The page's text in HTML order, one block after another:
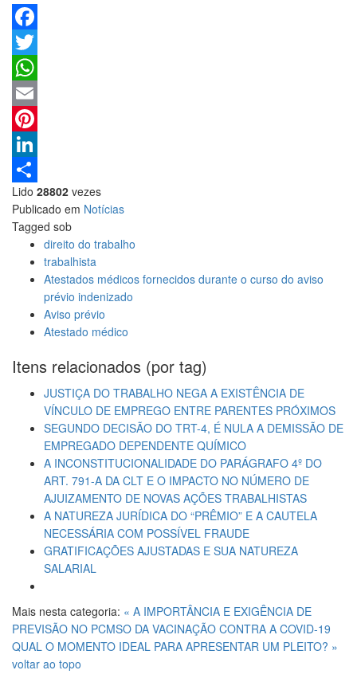
Facebook
Twitter
WhatsApp
Email
Pinterest
LinkedIn
Share
Lido 28802 vezes
Publicado em Notícias
Tagged sob
direito do trabalho
trabalhista
Atestados médicos fornecidos durante o curso do aviso
prévio indenizado
Aviso prévio
Atestado médico
Itens relacionados (por tag)
JUSTIÇA DO TRABALHO NEGA A EXISTÊNCIA DE
VÍNCULO DE EMPREGO ENTRE PARENTES PRÓXIMOS
SEGUNDO DECISÃO DO TRT-4, É NULA A DEMISSÃO DE
EMPREGADO DEPENDENTE QUÍMICO
A INCONSTITUCIONALIDADE DO PARÁGRAFO 4º DO
ART. 791-A DA CLT E O IMPACTO NO NÚMERO DE
AJUIZAMENTO DE NOVAS AÇÕES TRABALHISTAS
A NATUREZA JURÍDICA DO “PRÊMIO” E A CAUTELA
NECESSÁRIA COM POSSÍVEL FRAUDE
GRATIFICAÇÕES AJUSTADAS E SUA NATUREZA
SALARIAL
Mais nesta categoria: « A IMPORTÂNCIA E EXIGÊNCIA DE
PREVISÃO NO PCMSO DA VACINAÇÃO CONTRA A COVID-19
QUAL O MOMENTO IDEAL PARA APRESENTAR UM PLEITO? »
voltar ao topo